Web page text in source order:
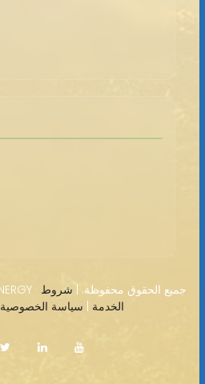
2026 MYP ENERGY · جميع الحقوق محفوظة. | شروط
الخدمة | سياسة الخصوصية